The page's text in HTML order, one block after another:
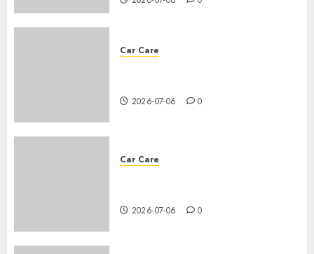
Car Care
2026-07-06 0
Car Care
2026-07-06 0